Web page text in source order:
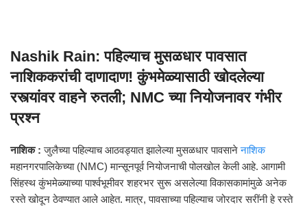
Nashik Rain: पहिल्याच मुसळधार पावसात
नाशिककरांची दाणादाण! कुंभमेळ्यासाठी खोदलेल्या
रस्त्यांवर वाहने रुतली; NMC च्या नियोजनावर गंभीर
प्रश्न
नाशिक : जुलैच्या पहिल्याच आठवड्यात झालेल्या मुसळधार पावसानेनाशिक
महानगरपालिकेच्या (NMC) मान्सूनपूर्व नियोजनाची पोलखोल केली आहे. आगामी
सिंहस्थ कुंभमेळ्याच्या पार्श्वभूमीवर शहरभर सुरू असलेल्या विकासकामांमुळे अनेक
रस्ते खोदून ठेवण्यात आले आहेत. मात्र, पावसाच्या पहिल्याच जोरदार सरींनी हे रस्ते